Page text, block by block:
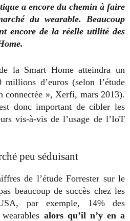
a encore du chemin à faire
du wearable. Beaucoup
encore de la réelle utilité des
la Smart Home atteindra un
d’euros (selon l’étude
connectée », Xerfi, mars 2013).
donc important de cibler les
vis-à-vis de l’usage de l’IoT
peu séduisant
de l’étude Forrester sur le
beaucoup de succès chez les
par exemple, 14% des
alors qu’il n’y en a